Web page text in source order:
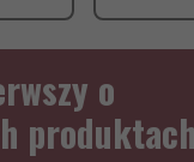
o
produktach